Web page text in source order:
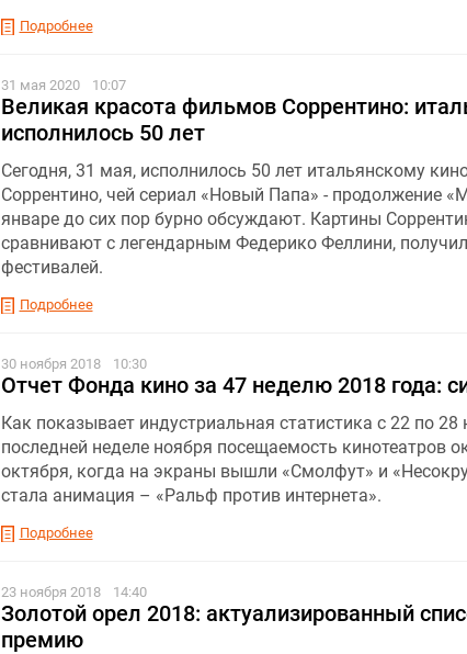
Подробнее
31 мая 2020 10:07
Великая красота фильмов Соррентино:
исполнилось 50 лет
Сегодня, 31 мая, исполнилось 50 лет итальянскому
Соррентино, чей сериал «Новый Папа» - продолжение
январе до сих пор бурно обсуждают. Картины
сравнивают с легендарным Федерико Феллини,
фестивалей.
Подробнее
30 ноября 2018 10:30
Отчет Фонда кино за 47 неделю 2018 года:
Как показывает индустриальная статистика с 22 по
последней неделе ноября посещаемость кинотеатров
октября, когда на экраны вышли «Смолфут» и
стала анимация – «Ральф против интернета».
Подробнее
23 ноября 2018 14:40
Золотой орел 2018: актуализированный
премию